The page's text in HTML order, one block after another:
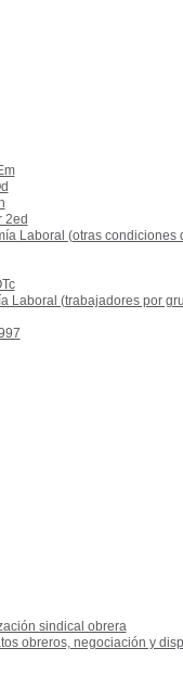
2ed
Laboral (otras condiciones
Laboral (trabajadores por
sindical obrera
obreros, negociación y